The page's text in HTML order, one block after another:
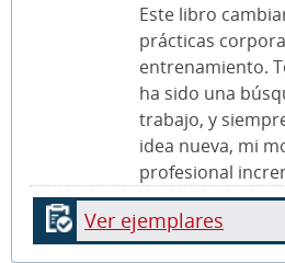
Este libro
prácticas
entrenamiento.
ha sido una
trabajo, y
idea nueva, mi
profesional
Ver ejemplares